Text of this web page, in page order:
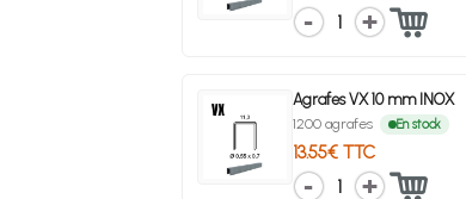
1
Agrafes VX 10 mm INOX
1200 agrafes En stock
13.55€ TTC
1